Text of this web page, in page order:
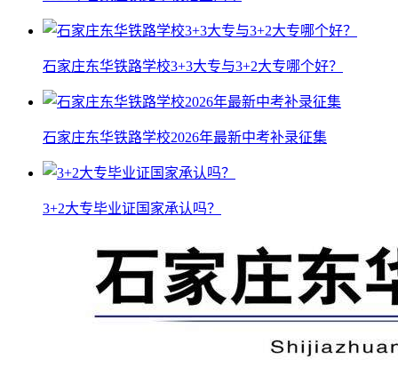
石家庄东华铁路学校3+3大专与3+2大专哪个好？
石家庄东华铁路学校2026年最新中考补录征集
3+2大专毕业证国家承认吗？